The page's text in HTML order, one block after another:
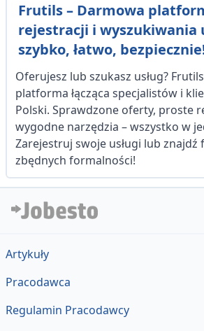
Frutils – Darmowa
rejestracji i wyszukiwania
szybko, łatwo,
Oferujesz lub szukasz usług?
platforma łącząca specjalistów i
Polski. Sprawdzone oferty, proste
wygodne narzędzia – wszystko w
Zarejestruj swoje usługi lub znajdź
zbędnych formalności!
Artykuły
Pracodawca
Regulamin Pracodawcy